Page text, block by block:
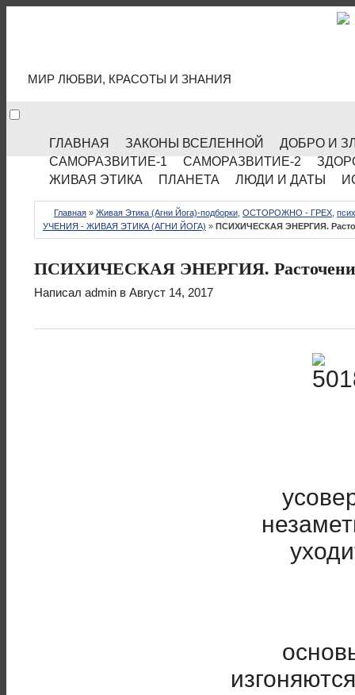
МИР ЛЮБВИ, КРАСОТЫ И ЗНАНИЯ
ГЛАВНАЯ ЗАКОНЫ ВСЕЛЕННОЙ
ДОБРО И
САМОРАЗВИТИЕ-1
САМОРАЗВИТИЕ-2
ЖИВАЯ ЭТИКА
ПЛАНЕТА ЛЮДИ И ДАТЫ
Главная » Живая Этика (Агни Йога)-подборки ОСТОРОЖНО - ГРЕХ
УЧЕНИЯ - ЖИВАЯ ЭТИКА (АГНИ ЙОГА) » ПСИХИЧЕСКАЯ ЭНЕРГИЯ.
ПСИХИЧЕСКАЯ ЭНЕРГИЯ.
Написал admin в Август 14, 2017